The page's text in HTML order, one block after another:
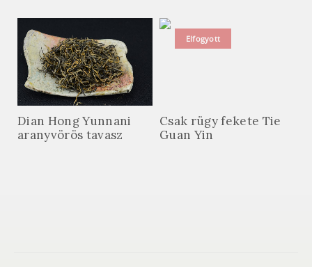
Dian Hong Yunnani
aranyvörös tavasz
Elfogyott
Csak rügy fekete Tie
Guan Yin